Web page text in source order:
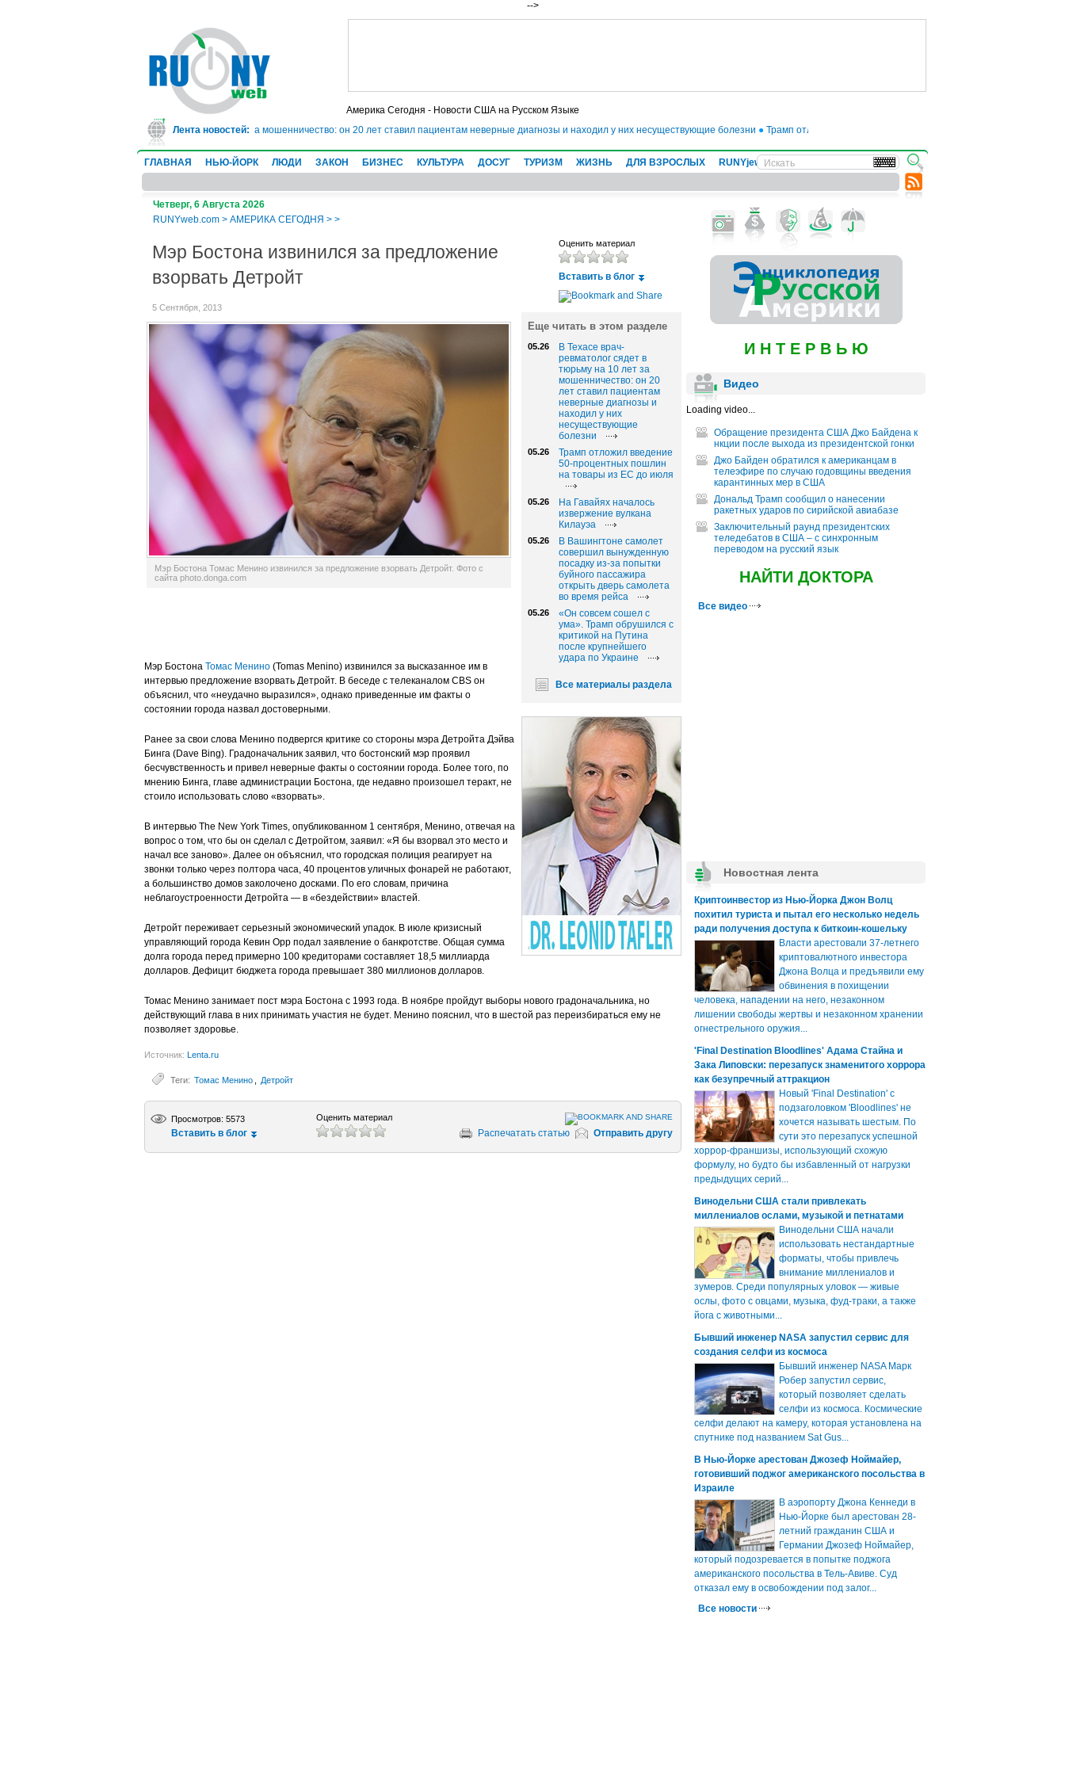
-->
Америка Сегодня - Новости США на Русском Языке
Лента новостей:
врач-ревматолог сядет в тюрьму на 10 лет за мошенничество: он 20 лет ставил пациентам неверные диагнозы и находил у них несуществующие болезни● Трамп отложил введение 50-процентных пошлин на товары из ЕС
ГЛАВНАЯ НЬЮ-ЙОРК ЛЮДИ ЗАКОН БИЗНЕС КУЛЬТУРА ДОСУГ ТУРИЗМ ЖИЗНЬ ДЛЯ ВЗРОСЛЫХ RUNYjews ВЕСТИ ИЗ УКРАИНЫ
Четверг, 6 Августа 2026
RUNYweb.com > АМЕРИКА СЕГОДНЯ > >
Оценить материал
Вставить в блог
Еще читать в этом разделе
05.26
В Техасе врач-
ревматолог сядет в
тюрьму на 10 лет за
мошенничество: он 20
лет ставил пациентам
неверные диагнозы и
находил у них
несуществующие
болезни
05.26
Трамп отложил введение
50-процентных пошлин
на товары из ЕС до июля
05.26
На Гавайях началось
извержение вулкана
Килауэа
05.26
В Вашингтоне самолет
совершил вынужденную
посадку из-за попытки
буйного пассажира
открыть дверь самолета
во время рейса
05.26
«Он совсем сошел с
ума». Трамп обрушился с
критикой на Путина
после крупнейшего
удара по Украине
Все материалы раздела
Мэр Бостона извинился за предложение
взорвать Детройт
5 Сентября, 2013
Мэр Бостона Томас Менино извинился за предложение взорвать Детройт. Фото с
сайта photo.donga.com
Мэр Бостона Томас Менино (Tomas Menino) извинился за высказанное им в
интервью предложение взорвать Детройт. В беседе с телеканалом CBS он
объяснил, что «неудачно выразился», однако приведенные им факты о
состоянии города назвал достоверными.
Ранее за свои слова Менино подвергся критике со стороны мэра Детройта Дэйва
Бинга (Dave Bing). Градоначальник заявил, что бостонский мэр проявил
бесчувственность и привел неверные факты о состоянии города. Более того, по
мнению Бинга, главе администрации Бостона, где недавно произошел теракт, не
стоило использовать слово «взорвать».
В интервью The New York Times, опубликованном 1 сентября, Менино, отвечая на
вопрос о том, что бы он сделал с Детройтом, заявил: «Я бы взорвал это место и
начал все заново». Далее он объяснил, что городская полиция реагирует на
звонки только через полтора часа, 40 процентов уличных фонарей не работают,
а большинство домов заколочено досками. По его словам, причина
неблагоустроенности Детройта — в «бездействии» властей.
Детройт переживает серьезный экономический упадок. В июле кризисный
управляющий города Кевин Орр подал заявление о банкротстве. Общая сумма
долга города перед примерно 100 кредиторами составляет 18,5 миллиарда
долларов. Дефицит бюджета города превышает 380 миллионов долларов.
Томас Менино занимает пост мэра Бостона с 1993 года. В ноябре пройдут выборы нового градоначальника, но
действующий глава в них принимать участия не будет. Менино пояснил, что в шестой раз переизбираться ему не
позволяет здоровье.
Источник: Lenta.ru
Теги: Томас Менино Детройт
Просмотров: 5573
Вставить в блог
Оценить материал
Распечатать статью Отправить другу
И Н Т Е Р В Ь Ю
Видео
Loading video...
Обращение президента США Джо Байдена к
нкции после выхода из президентской гонки
Джо Байден обратился к американцам в
телеэфире по случаю годовщины введения
карантинных мер в США
Дональд Трамп сообщил о нанесении
ракетных ударов по сирийской авиабазе
Заключительный раунд президентских
теледебатов в США – с синхронным
переводом на русский язык
НАЙТИ ДОКТОРА
Все видео
Новостная лента
Криптоинвестор из Нью-Йорка Джон Волц
похитил туриста и пытал его несколько недель
ради получения доступа к биткоин-кошельку
Власти арестовали 37-летнего
криптовалютного инвестора
Джона Волца и предъявили ему
обвинения в похищении
человека, нападении на него, незаконном
лишении свободы жертвы и незаконном хранении
огнестрельного оружия...
'Final Destination Bloodlines' Адама Стайна и
Зака Липовски: перезапуск знаменитого хоррора
как безупречный аттракцион
Новый 'Final Destination' с
подзаголовком 'Bloodlines' не
хочется называть шестым. По
сути это перезапуск успешной
хоррор-франшизы, использующий схожую
формулу, но будто бы избавленный от нагрузки
предыдущих серий...
Винодельни США стали привлекать
миллениалов ослами, музыкой и петнатами
Винодельни США начали
использовать нестандартные
форматы, чтобы привлечь
внимание миллениалов и
зумеров. Среди популярных уловок — живые
ослы, фото с овцами, музыка, фуд-траки, а также
йога с животными...
Бывший инженер NASA запустил сервис для
создания селфи из космоса
Бывший инженер NASA Марк
Робер запустил сервис,
который позволяет сделать
селфи из космоса. Космические
селфи делают на камеру, которая установлена на
спутнике под названием Sat Gus...
В Нью-Йорке арестован Джозеф Ноймайер,
готовивший поджог американского посольства в
Израиле
В аэропорту Джона Кеннеди в
Нью-Йорке был арестован 28-
летний гражданин США и
Германии Джозеф Ноймайер,
который подозревается в попытке поджога
американского посольства в Тель-Авиве. Суд
отказал ему в освобождении под залог...
Все новости